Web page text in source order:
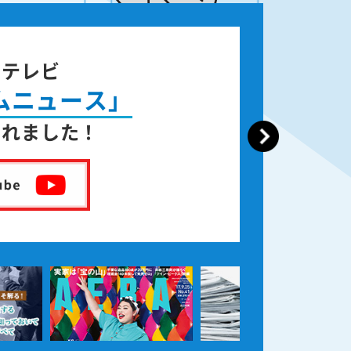
レビ
ュース」
ました！